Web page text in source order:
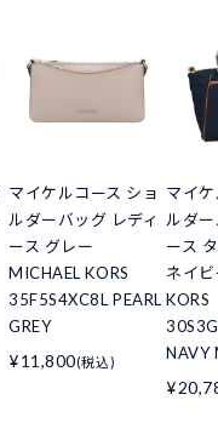
マイケルコース ショ
ルダーバッグ レディ
ース グレー
MICHAEL KORS
35F5S4XC8L PEARL
GREY
¥11,800(税込)
マイ
ルダ
ース
ネイ
KORS
NAVY